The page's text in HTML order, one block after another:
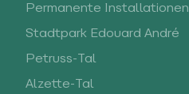
Permanente Installationen
Stadtpark Edouard André
Petruss-Tal
Alzette-Tal